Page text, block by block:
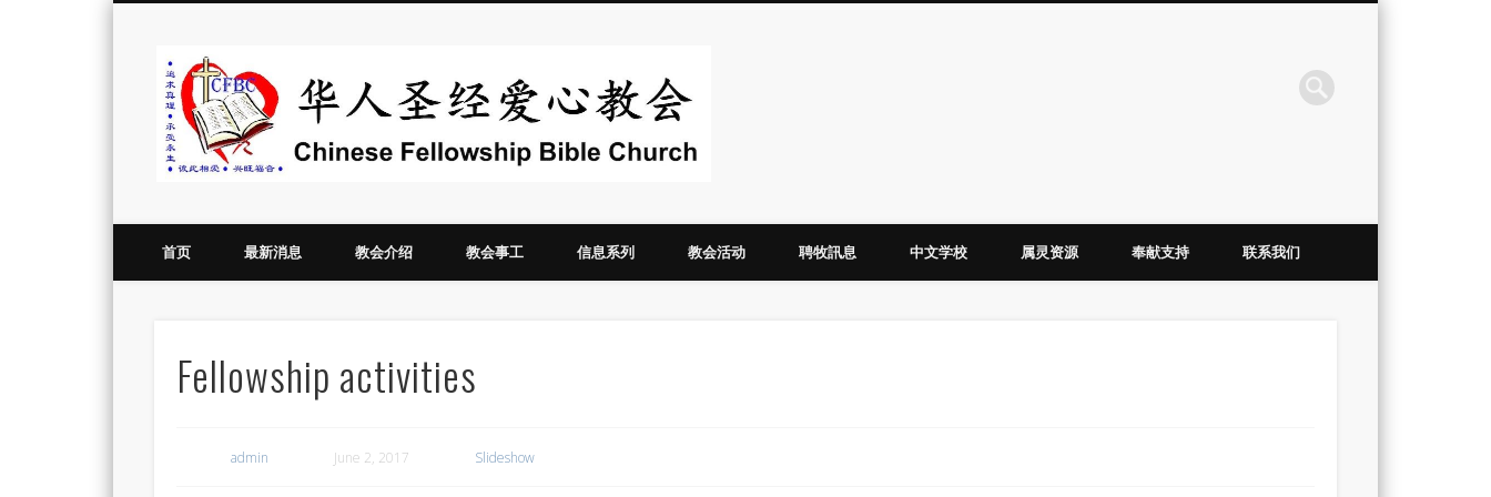
Vimeo
首页 最新消息 教会介绍 教会事工 信息系列 教会活动 聘牧訊息 中文学校 属灵资源 奉献支持 联系我们
Fellowship activities
admin June 2, 2017 Slideshow